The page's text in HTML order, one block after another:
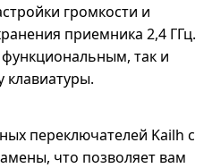
громкости и
приемника 2,4 ГГц.
функциональным, так и
клавиатуры.
переключателей Kailh с
что позволяет вам